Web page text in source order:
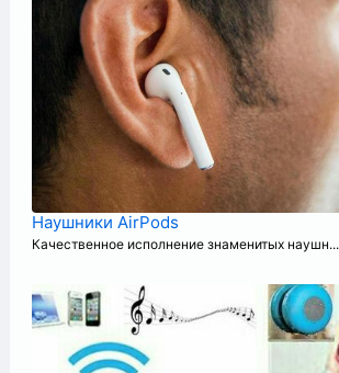
Наушники AirPods
Качественное исполнение знаменитых наушн...